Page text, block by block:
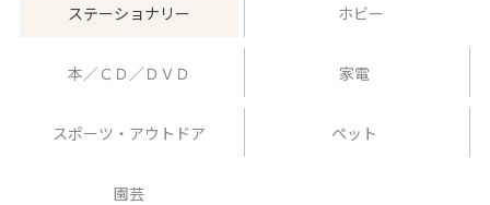
ステーショナリー ホビー
本／ＣＤ／ＤＶＤ 家電
スポーツ・アウトドア ペット
園芸